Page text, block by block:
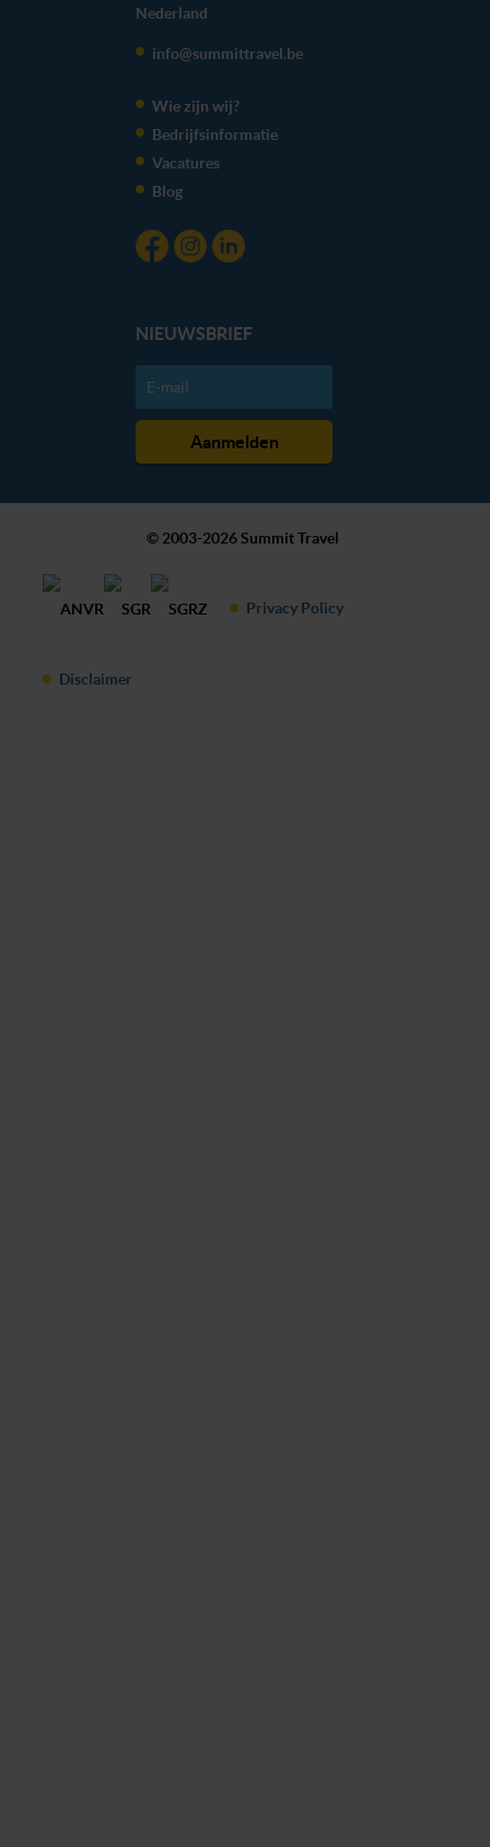
Nederland
info@summittravel.be
Wie zijn wij?
Bedrijfsinformatie
Vacatures
Blog
NIEUWSBRIEF
© 2003-2026 Summit Travel
Privacy Policy
Disclaimer